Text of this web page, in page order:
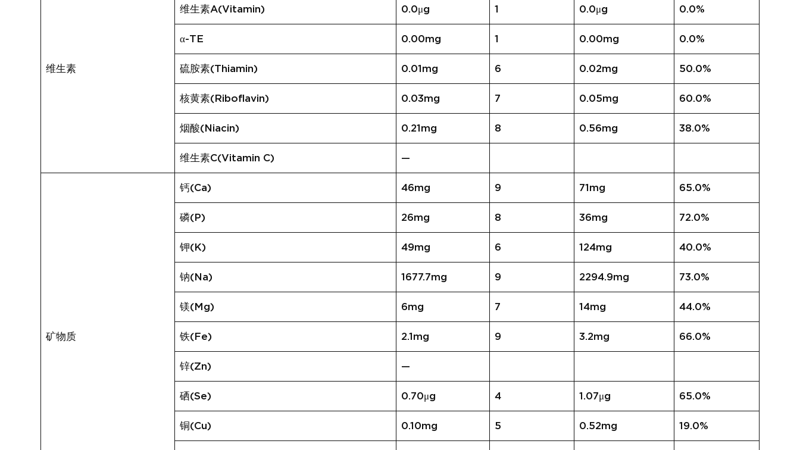
维生素
维生素A(Vitamin) 0.0μg 1 0.0μg 0.0%
α-TE 0.00mg 1 0.00mg 0.0%
硫胺素(Thiamin) 0.01mg 6 0.02mg 50.0%
核黄素(Riboflavin) 0.03mg 7 0.05mg 60.0%
烟酸(Niacin) 0.21mg 8 0.56mg 38.0%
维生素C(Vitamin C) —
矿物质
钙(Ca) 46mg 9 71mg 65.0%
磷(P) 26mg 8 36mg 72.0%
钾(K) 49mg 6 124mg 40.0%
钠(Na) 1677.7mg 9 2294.9mg 73.0%
镁(Mg) 6mg 7 14mg 44.0%
铁(Fe) 2.1mg 9 3.2mg 66.0%
锌(Zn) —
硒(Se) 0.70μg 4 1.07μg 65.0%
铜(Cu) 0.10mg 5 0.52mg 19.0%